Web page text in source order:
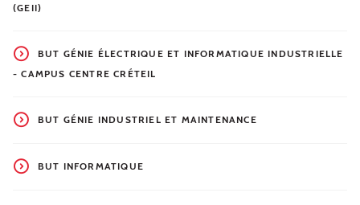
(GEII)
BUT GÉNIE ÉLECTRIQUE ET INFORMATIQUE INDUSTRIELLE
- CAMPUS CENTRE CRÉTEIL
BUT GÉNIE INDUSTRIEL ET MAINTENANCE
BUT INFORMATIQUE